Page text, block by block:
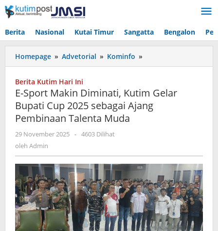
Lewati
ke
Berita Nasional Kutai Timur Sangatta Bengalon
Homepage » Advetorial » Kominfo »
Sport
Kutim
Gelar
Ajang
Pembinaan
Talenta
Muda
Berita Kutim Hari Ini
E-Sport Makin Diminati, Kutim Gelar
Bupati Cup 2025 sebagai Ajang
Pembinaan Talenta Muda
29 November 2025 oleh
- 4603 Dilihat
oleh Admin